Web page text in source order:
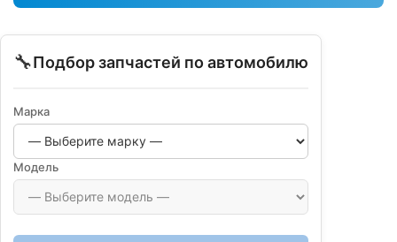
🔧Подбор запчастей по автомобилю
Марка
Модель